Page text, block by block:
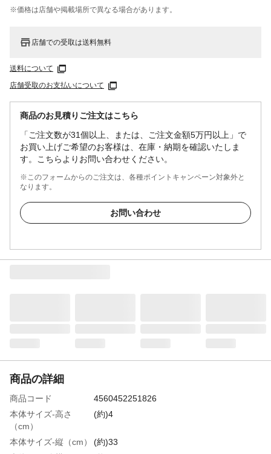
※価格は​店舗や​掲載場所で​異なる​場合が​あります。
店舗での受取は送料無料
送料について
店舗受取のお支払いについて
商品のお見積りご注文はこちら
「ご注文数が31個以上、または、ご注文金額5万円以上」で
お買い上げご希望のお客様は、在庫・納期を確認いたしま
す。こちらよりお問い合わせください。
※このフォームからのご注文は、各種ポイントキャンペーン対象外と
なります。
お問い合わせ
商品の詳細
商品コード
4560452251826
本体サイズ-高さ
（cm）
(約)4
本体サイズ-縦（cm）
(約)33